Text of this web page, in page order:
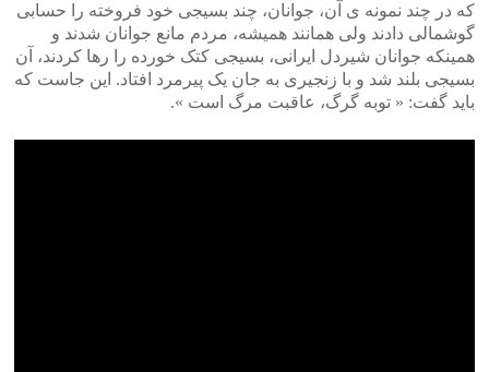
که در چند نمونه ی آن، جوانان، چند بسیجی خود فروخته را حسابی
گوشمالی دادند ولی همانند همیشه، مردم مانع جوانان شدند و
همینکه جوانان شیردل ایرانی، بسیجی کتک خورده را رها کردند، آن
بسیجی بلند شد و با زنجیری به جان یک پیرمرد افتاد. این جاست که
باید گفت: « توبه گرگ، عاقبت مرگ است ».